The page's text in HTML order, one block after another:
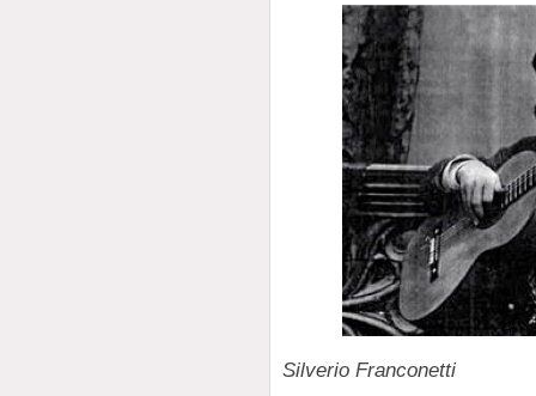
Silverio Franconetti